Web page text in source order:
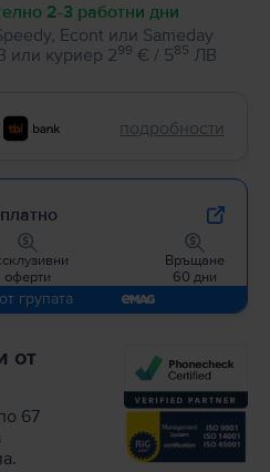
2-3 работни дни
Econt или Sameday
или куриер 299 € / 585 ЛВ
подробности
оферти
Връщане
60 дни
групата
от
67